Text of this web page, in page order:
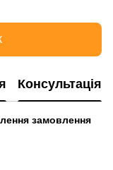
Консультація
замовлення